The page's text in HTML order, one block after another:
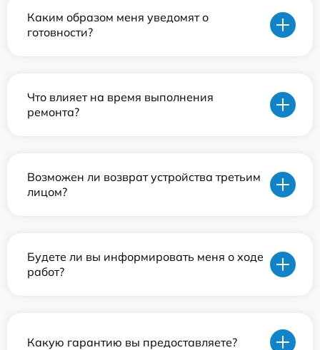
Каким образом меня уведомят о
готовности?
Что влияет на время выполнения
ремонта?
Возможен ли возврат устройства третьим
лицом?
Будете ли вы информировать меня о ходе
работ?
Какую гарантию вы предоставляете?